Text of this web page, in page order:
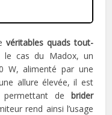
véritables quads tout-
le cas du Madox, un
W, alimenté par une
allure élevée, il est
permettant de brider
rend ainsi l’usage